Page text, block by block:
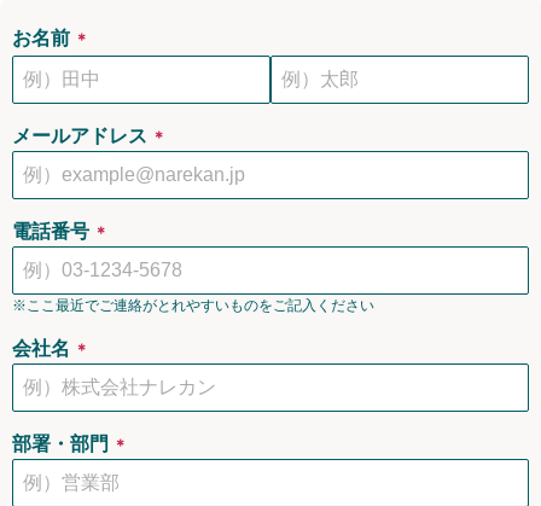
お名前 ＊
メールアドレス ＊
電話番号 ＊
※ここ最近でご連絡がとれやすいものをご記入ください
会社名 ＊
部署・部門 ＊